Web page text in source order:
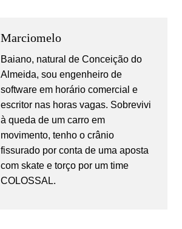
Marciomelo
Baiano, natural de Conceição do
Almeida, sou engenheiro de
software em horário comercial e
escritor nas horas vagas. Sobrevivi
à queda de um carro em
movimento, tenho o crânio
fissurado por conta de uma aposta
com skate e torço por um time
COLOSSAL.